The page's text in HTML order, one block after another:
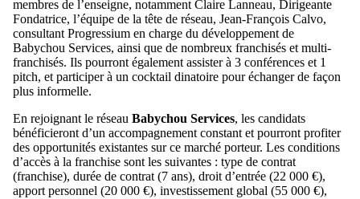
membres de l’enseigne, notamment Claire Lanneau, Dirigeante
Fondatrice, l’équipe de la tête de réseau, Jean-François Calvo,
consultant Progressium en charge du développement de
Babychou Services, ainsi que de nombreux franchisés et multi-
franchisés. Ils pourront également assister à 3 conférences et 1
pitch, et participer à un cocktail dinatoire pour échanger de façon
plus informelle.
En rejoignant le réseau Babychou Services, les candidats
bénéficieront d’un accompagnement constant et pourront profiter
des opportunités existantes sur ce marché porteur. Les conditions
d’accès à la franchise sont les suivantes : type de contrat
(franchise), durée de contrat (7 ans), droit d’entrée (22 000 €),
apport personnel (20 000 €), investissement global (55 000 €),